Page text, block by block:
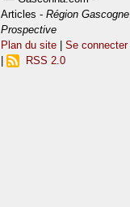
Articles -Région Gascogne
Prospective
Plan du site |Se connecter
RSS 2.0